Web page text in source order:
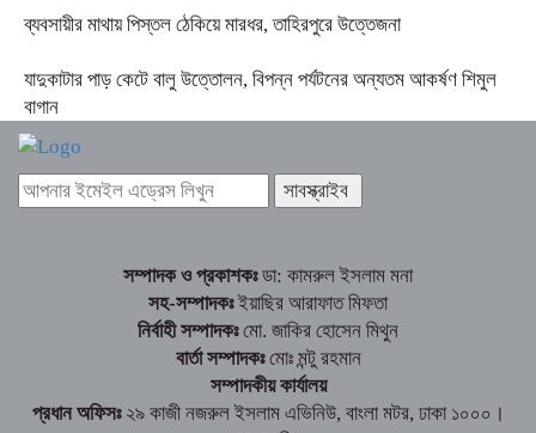
ব্যবসায়ীর মাথায় পিস্তল ঠেকিয়ে মারধর, তাহিরপুরে উত্তেজনা
যাদুকাটার পাড় কেটে বালু উত্তোলন, বিপন্ন পর্যটনের অন্যতম আকর্ষণ শিমুল
বাগান
সম্পাদক ও প্রকাশকঃডা: কামরুল ইসলাম মনা
সহ-সম্পাদকঃইয়াছির আরাফাত মিফতা
নির্বাহী সম্পাদকঃমো. জাকির হোসেন মিথুন
বার্তা সম্পাদকঃমোঃ মন্টু রহমান
সম্পাদকীয় কার্যালয়
প্রধান অফিসঃ২৯ কাজী নজরুল ইসলাম এভিনিউ, বাংলা মটর, ঢাকা ১০০০।